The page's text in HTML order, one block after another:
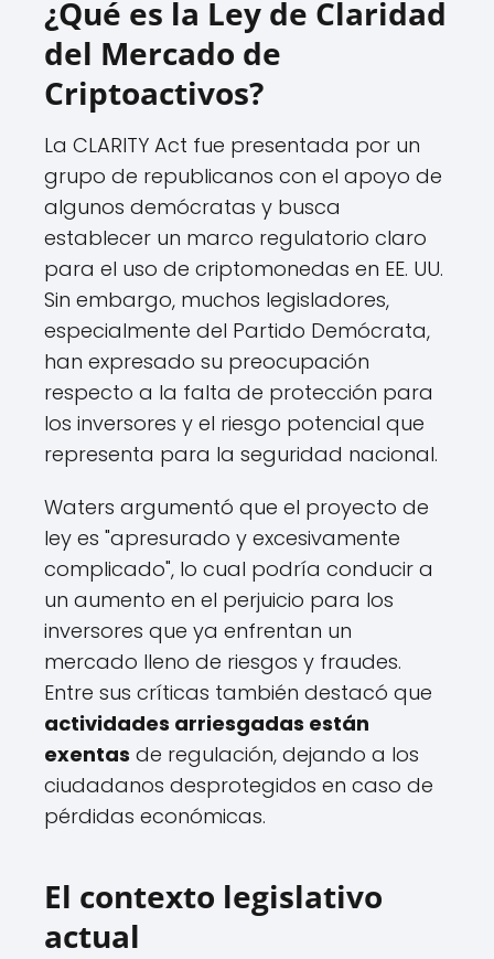
¿Qué es la Ley de Claridad
del Mercado de
Criptoactivos?
La CLARITY Act fue presentada por un
grupo de republicanos con el apoyo de
algunos demócratas y busca
establecer un marco regulatorio claro
para el uso de criptomonedas en EE. UU.
Sin embargo, muchos legisladores,
especialmente del Partido Demócrata,
han expresado su preocupación
respecto a la falta de protección para
los inversores y el riesgo potencial que
representa para la seguridad nacional.
Waters argumentó que el proyecto de
ley es "apresurado y excesivamente
complicado", lo cual podría conducir a
un aumento en el perjuicio para los
inversores que ya enfrentan un
mercado lleno de riesgos y fraudes.
Entre sus críticas también destacó que
actividades arriesgadas están
exentas de regulación, dejando a los
ciudadanos desprotegidos en caso de
pérdidas económicas.
El contexto legislativo
actual